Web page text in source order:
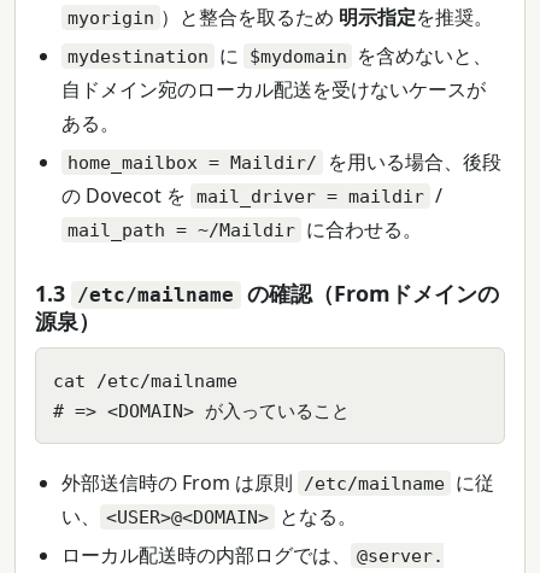
myorigin ）と整合を取るため 明示指定を推奨。
mydestination に $mydomain
を含めないと、
自ドメイン宛のローカル配送を受けないケースが
ある。
home_mailbox = Maildir/
を用いる場合、後段
の Dovecot を mail_driver = maildir /
mail_path = ~/Maildir に合わせる。
1.3 /etc/mailname
の確認（Fromドメインの
源泉）
cat /etc/mailname
# => <DOMAIN> が入っていること
外部送信時の From は原則 /etc/mailname に従
い、
<USER>@<DOMAIN>
となる。
ローカル配送時の内部ログでは、
@server.